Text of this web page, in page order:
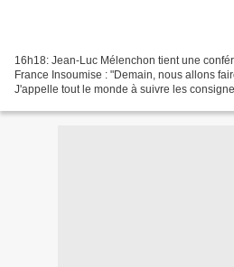
16h18: Jean-Luc Mélenchon tient une
France Insoumise : "Demain, nous allons
J'appelle tout le monde à suivre les